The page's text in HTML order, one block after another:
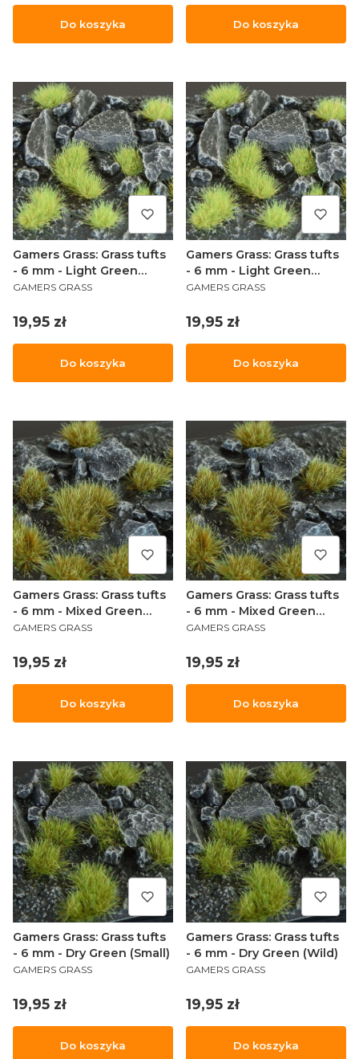
Do koszyka Do koszyka
Gamers Grass: Grass tufts
- 6 mm - Light Green
(Small)
PRODUCENT
GAMERS GRASS
Cena
19,95 zł
Do koszyka
Gamers Grass: Grass tufts
- 6 mm - Light Green
(Wild)
PRODUCENT
GAMERS GRASS
Cena
19,95 zł
Do koszyka
Gamers Grass: Grass tufts
- 6 mm - Mixed Green
(Small)
PRODUCENT
GAMERS GRASS
Cena
19,95 zł
Do koszyka
Gamers Grass: Grass tufts
- 6 mm - Mixed Green
(Wild)
PRODUCENT
GAMERS GRASS
Cena
19,95 zł
Do koszyka
Gamers Grass: Grass tufts
- 6 mm - Dry Green (Small)
PRODUCENT
GAMERS GRASS
Cena
19,95 zł
Do koszyka
Gamers Grass: Grass tufts
- 6 mm - Dry Green (Wild)
PRODUCENT
GAMERS GRASS
Cena
19,95 zł
Do koszyka